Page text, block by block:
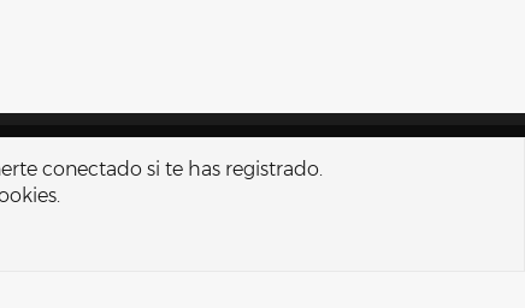
y reglas Política de privacidad Ayuda
conectado si te has registrado.